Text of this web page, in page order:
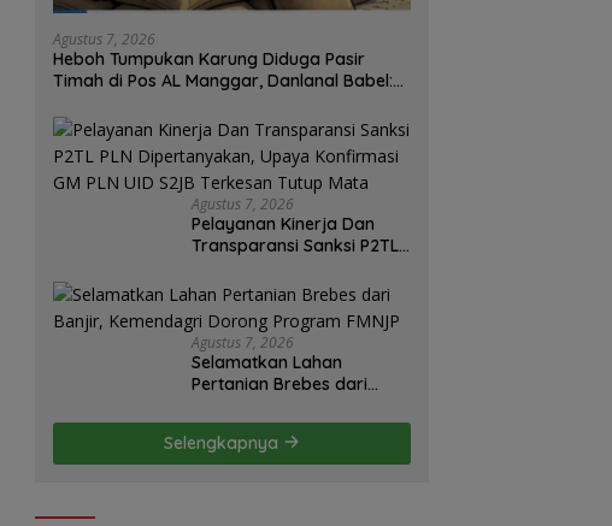
Agustus 7, 2026
Heboh Tumpukan Karung Diduga Pasir
Timah di Pos AL Manggar, Danlanal Babel:
Agustus 7, 2026
Pelayanan Kinerja Dan
Transparansi Sanksi P2TL
Konfirmasi GM PLN UID
S2JB Terkesan Tutup Mata
Agustus 7, 2026
Selamatkan Lahan
Pertanian Brebes dari
Dorong Program FMNJP
Selengkapnya